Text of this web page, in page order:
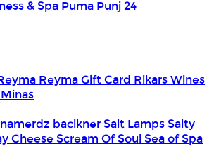
& Spa Puma Punj 24
Reyma Gift Card Rikars Wines
baciknerSalt LampsSalty
CheeseScream Of SoulSea of Spa